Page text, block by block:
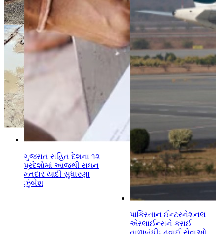
ગુજરાત સહિત દેશના ૧૨
પ્રદેશોમાં આજથી સઘન
મતદાર યાદી સુધારણા
ઝુંબેશ
પાકિસ્તાન ઈન્ટરનેશનલ
એરલાઈન્સને કરાઈ
તાળાબંધીઃ હવાઈ સેવાઓ